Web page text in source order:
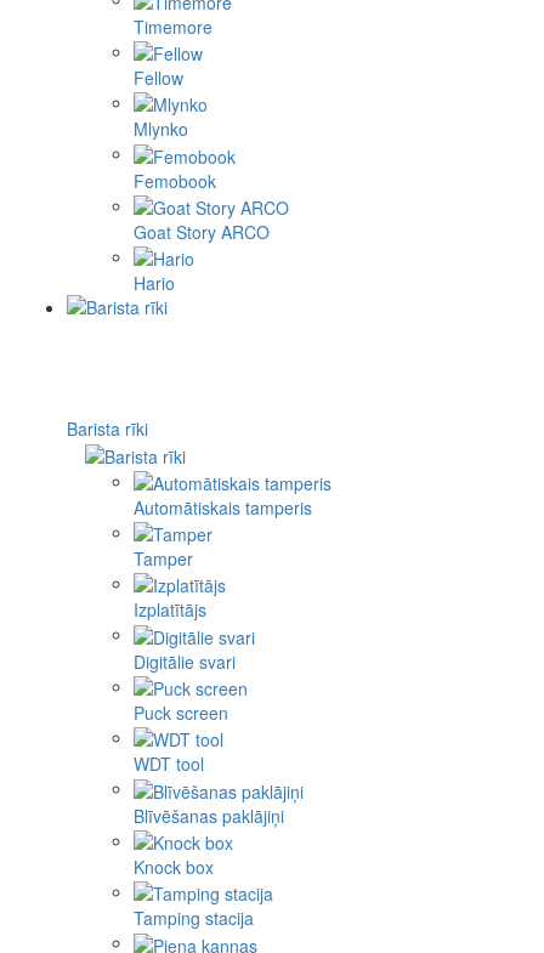
Timemore
Fellow
Mlynko
Femobook
Goat Story ARCO
Hario
Barista rīki
Automātiskais tamperis
Tamper
Izplatītājs
Digitālie svari
Puck screen
WDT tool
Blīvēšanas paklājiņi
Knock box
Tamping stacija